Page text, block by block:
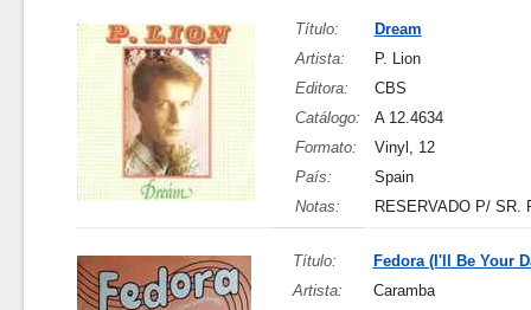
Título:
Dream
Artista:
P. Lion
Editora:
CBS
Catálogo:
A 12.4634
Formato:
Vinyl, 12
País:
Spain
Notas:
RESERVADO P/ SR.
Título:
Fedora (I'll Be Your
Artista:
Caramba